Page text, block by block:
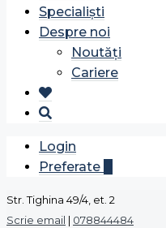
Specialiști
Despre noi
Noutăți
Cariere
Login
Preferate
Str. Tighina 49/4, et. 2
Scrie email | 078844484